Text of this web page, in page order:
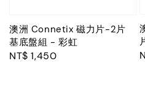
澳洲 Connetix 磁力片-2片
基底盤組 - 彩虹
Regular
NT$ 1,450